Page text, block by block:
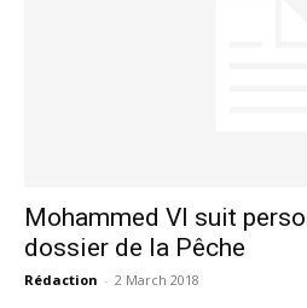
Mohammed VI suit
dossier de la Pêche
Rédaction - 2 March 2018